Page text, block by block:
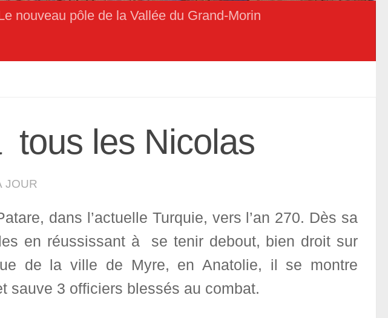
nouveau pôle de la Vallée du Grand-Morin
tous les Nicolas
JOUR
dans l’actuelle Turquie, vers l’an 270. Dès sa
en réussissant à se tenir debout, bien droit sur
de la ville de Myre, en Anatolie, il se montre
sauve 3 officiers blessés au combat.